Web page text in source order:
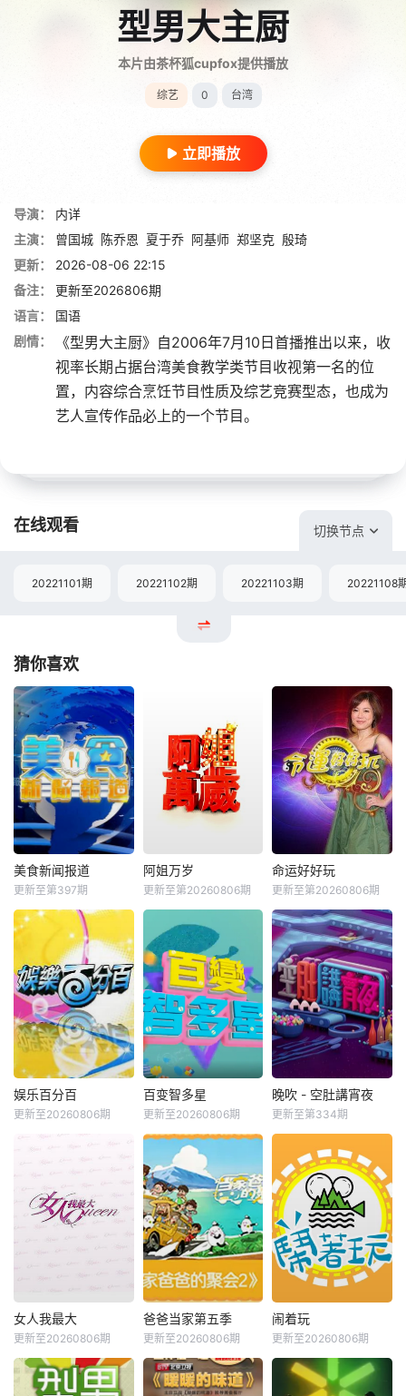
型男大主厨
本片由茶杯狐cupfox提供播放
综艺 0 台湾
立即播放
导演：
内详
主演：
曾国城 陈乔恩 夏于乔 阿基师 郑坚克 殷琦
更新：
2026-08-06 22:15
备注：
更新至2026806期
语言：
国语
剧情：
《型男大主厨》自2006年7月10日首播推出以来，收
视率长期占据台湾美食教学类节目收视第一名的位
置，内容综合烹饪节目性质及综艺竞赛型态，也成为
艺人宣传作品必上的一个节目。
在线观看 切换节点
20221101期 20221102期 20221103期 20221108
猜你喜欢
美食新闻报道
更新至第397期
阿姐万岁
更新至第20260806期
命运好好玩
更新至第20260806期
娱乐百分百
更新至20260806期
百变智多星
更新至20260806期
晚吹 - 空肚講宵夜
更新至第334期
女人我最大
更新至20260806期
爸爸当家第五季
更新至20260806期
闹着玩
更新至20260806期